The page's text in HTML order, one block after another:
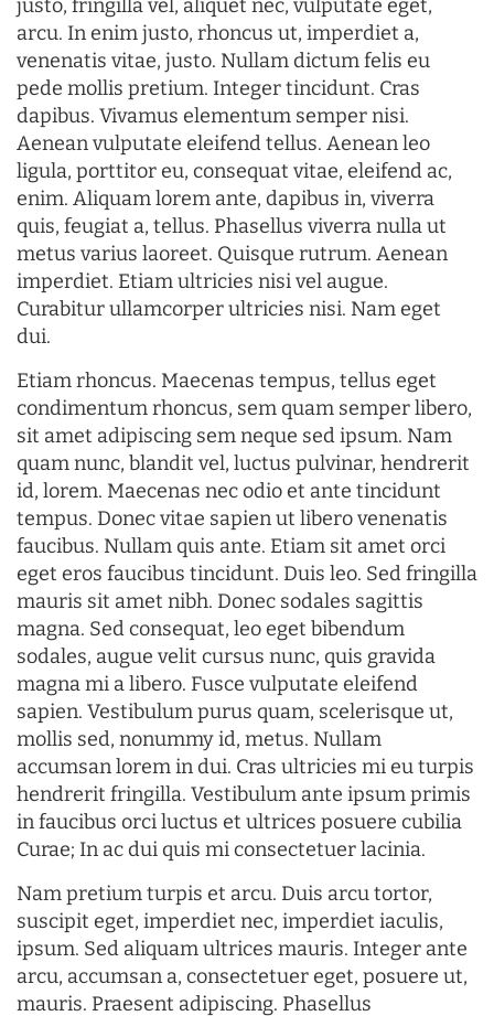
justo, fringilla vel, aliquet nec, vulputate eget,
arcu. In enim justo, rhoncus ut, imperdiet a,
venenatis vitae, justo. Nullam dictum felis eu
pede mollis pretium. Integer tincidunt. Cras
dapibus. Vivamus elementum semper nisi.
Aenean vulputate eleifend tellus. Aenean leo
ligula, porttitor eu, consequat vitae, eleifend ac,
enim. Aliquam lorem ante, dapibus in, viverra
quis, feugiat a, tellus. Phasellus viverra nulla ut
metus varius laoreet. Quisque rutrum. Aenean
imperdiet. Etiam ultricies nisi vel augue.
Curabitur ullamcorper ultricies nisi. Nam eget
dui.
Etiam rhoncus. Maecenas tempus, tellus eget
condimentum rhoncus, sem quam semper libero,
sit amet adipiscing sem neque sed ipsum. Nam
quam nunc, blandit vel, luctus pulvinar, hendrerit
id, lorem. Maecenas nec odio et ante tincidunt
tempus. Donec vitae sapien ut libero venenatis
faucibus. Nullam quis ante. Etiam sit amet orci
eget eros faucibus tincidunt. Duis leo. Sed fringilla
mauris sit amet nibh. Donec sodales sagittis
magna. Sed consequat, leo eget bibendum
sodales, augue velit cursus nunc, quis gravida
magna mi a libero. Fusce vulputate eleifend
sapien. Vestibulum purus quam, scelerisque ut,
mollis sed, nonummy id, metus. Nullam
accumsan lorem in dui. Cras ultricies mi eu turpis
hendrerit fringilla. Vestibulum ante ipsum primis
in faucibus orci luctus et ultrices posuere cubilia
Curae; In ac dui quis mi consectetuer lacinia.
Nam pretium turpis et arcu. Duis arcu tortor,
suscipit eget, imperdiet nec, imperdiet iaculis,
ipsum. Sed aliquam ultrices mauris. Integer ante
arcu, accumsan a, consectetuer eget, posuere ut,
mauris. Praesent adipiscing. Phasellus